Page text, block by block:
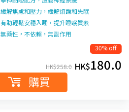
緩解焦慮和壓力，緩解煩躁和失眠
有助輕鬆安穩入睡，提升睡眠質素
無藥性，不依賴，無副作用
30% off
HK$258.0 HK$180.0
購買